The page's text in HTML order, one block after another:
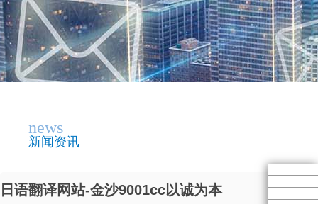
news
新闻资讯
日语翻译网站-金沙9001cc以诚为本